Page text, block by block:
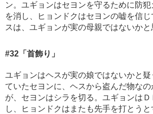
ン。ユギョンはセヨンを守るために防
を消し、ヒョンドクはセヨンの嘘を信
スは、ユギョンが実の母親ではないか
#32 「首飾り」
ユギョンはヘスが実の娘ではないかと
ていたセヨンに、ヘスから盗んだ物な
が、セヨンはシラを切る。ユギョンは
し、ヒョンドクはまたも先手を打とうと